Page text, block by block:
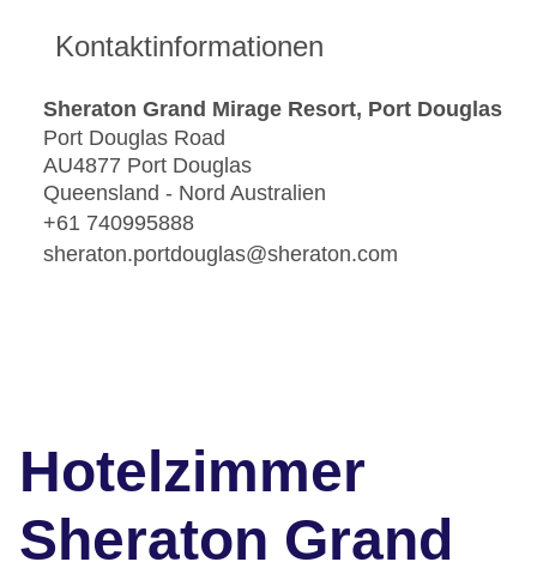
Kontaktinformationen
Sheraton Grand Mirage Resort, Port Douglas
Port Douglas Road
AU4877 Port Douglas
Queensland - Nord Australien
+61 740995888
sheraton.portdouglas@sheraton.com
Hotelzimmer
Sheraton Grand